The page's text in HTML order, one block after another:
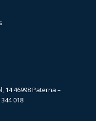
14 46998 Paterna –
018